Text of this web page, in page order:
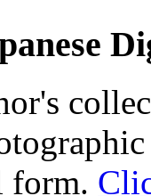
form.